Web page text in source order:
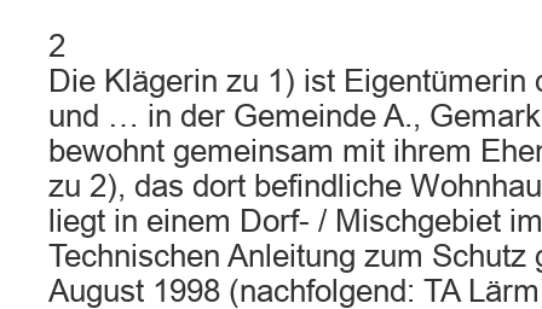
2
Die Klägerin zu 1) ist
und … in der Gemeinde A.,
bewohnt gemeinsam mit ihrem
zu 2), das dort befindliche
liegt in einem Dorf- / Mischgebiet
Technischen Anleitung zum Schutz
August 1998 (nachfolgend: TA